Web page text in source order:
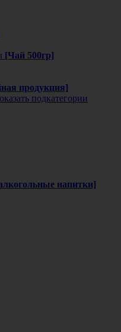
[Чай 500гр]
продукция]
подкатегории
напитки]